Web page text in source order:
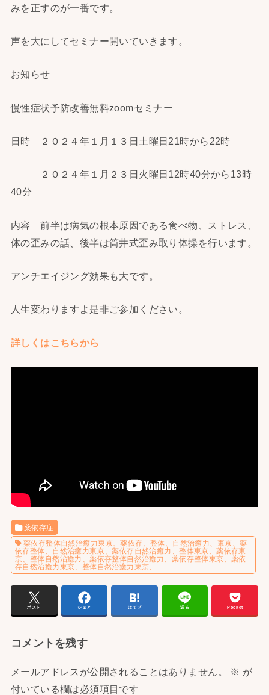
みを正すのが一番です。
声を大にしてセミナー開いていきます。
お知らせ
慢性症状予防改善無料zoomセミナー
日時 ２０２４年１月１３日土曜日21時から22時
２０２４年１月２３日火曜日12時40分から13時
40分
内容 前半は病気の根本原因である食べ物、ストレス、
体の歪みの話、後半は筒井式歪み取り体操を行います。
アンチエイジング効果も大です。
人生変わりますよ是非ご参加ください。
詳しくはこちらから
薬依存症
薬依存整体自然治癒力東京、薬依存、整体、自然治癒力、東京、薬
依存整体、自然治癒力東京、薬依存自然治癒力、整体東京、薬依存東
京、整体自然治癒力、薬依存整体自然治癒力、薬依存整体東京、薬依
存自然治癒力東京、整体自然治癒力東京、
ポスト シェア はてブ 送る Pocket
コメントを残す
メールアドレスが公開されることはありません。 ※ が
付いている欄は必須項目です